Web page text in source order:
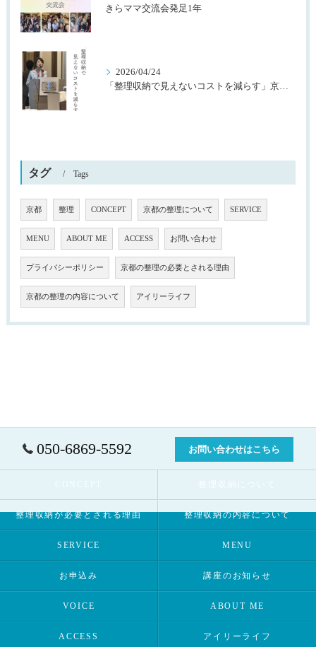
きらママ交流会発足1年
2026/04/24
「整理収納で見えないコストを減らす」京都桂川ロータリークラブ様主催
タグ Tags
京都 整理 CONCEPT 京都の整理について SERVICE
MENU ABOUT ME ACCESS お問い合わせ
プライバシーポリシー 京都の整理の必要とされる理由
京都の整理の内容について アイリーライフ
050-6869-5592 お問い合わせはこちら
CONCEPT 整理収納について
整理収納が必要とされる理由 整理収納の内容について
SERVICE MENU
お申込み 講座のお知らせ
VOICE ABOUT ME
ACCESS アイリーライフ